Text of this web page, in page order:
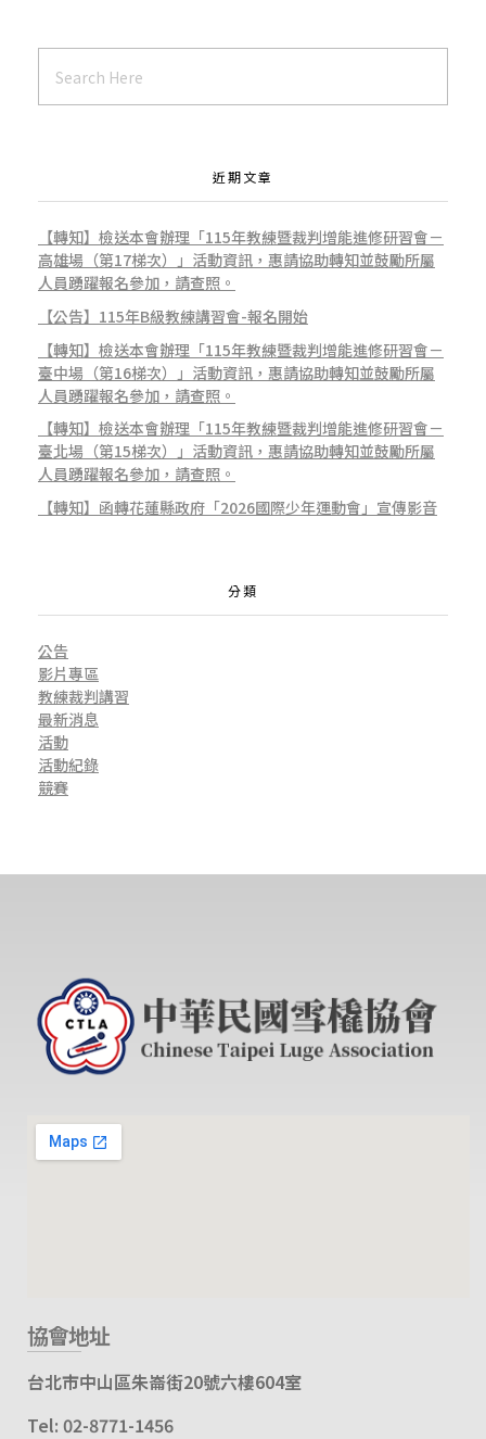
近期文章
【轉知】檢送本會辦理「115年教練暨裁判增能進修研習會－
高雄場（第17梯次）」活動資訊，惠請協助轉知並鼓勵所屬
人員踴躍報名參加，請查照。
【公告】115年B級教練講習會-報名開始
【轉知】檢送本會辦理「115年教練暨裁判增能進修研習會－
臺中場（第16梯次）」活動資訊，惠請協助轉知並鼓勵所屬
人員踴躍報名參加，請查照。
【轉知】檢送本會辦理「115年教練暨裁判增能進修研習會－
臺北場（第15梯次）」活動資訊，惠請協助轉知並鼓勵所屬
人員踴躍報名參加，請查照。
【轉知】函轉花蓮縣政府「2026國際少年運動會」宣傳影音
分類
公告
影片專區
教練裁判講習
最新消息
活動
活動紀錄
競賽
協會地址
台北市中山區朱崙街20號六樓604室
Tel: 02-8771-1456